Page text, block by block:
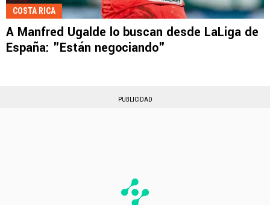
COSTA RICA
A Manfred Ugalde lo buscan desde LaLiga de
España: "Están negociando"
PUBLICIDAD